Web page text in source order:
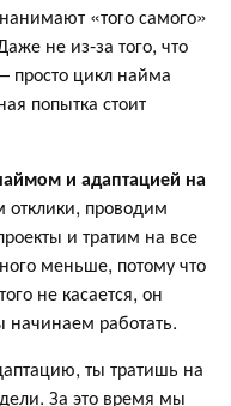
«того самого»
не из-за того, что
просто цикл найма
попытка стоит
и адаптацией на
проводим
и тратим на все
меньше, потому что
не касается, он
начинаем работать.
ты тратишь на
За это время мы